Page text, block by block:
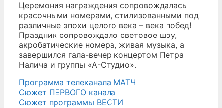
Церемония награждения сопровождалась
красочными номерами, стилизованными под
различные эпохи целого века – века побед!
Праздник сопровождало световое шоу,
акробатические номера, живая музыка, а
завершился гала-вечер концертом Петра
Налича и группы «А-Студио».
Программа телеканала МАТЧ
Сюжет ПЕРВОГО канала
Сюжет программы ВЕСТИ